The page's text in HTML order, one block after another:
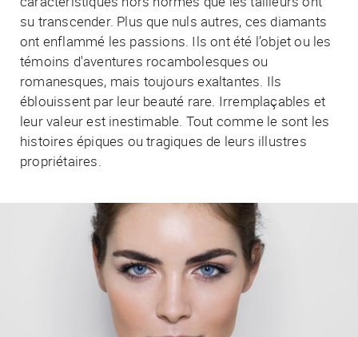
su transcender. Plus que nuls autres, ces diamants
ont enflammé les passions. Ils ont été l’objet ou les
témoins d'aventures rocambolesques ou
romanesques, mais toujours exaltantes. Ils
éblouissent par leur beauté rare. Irremplaçables et
leur valeur est inestimable. Tout comme le sont les
histoires épiques ou tragiques de leurs illustres
propriétaires.